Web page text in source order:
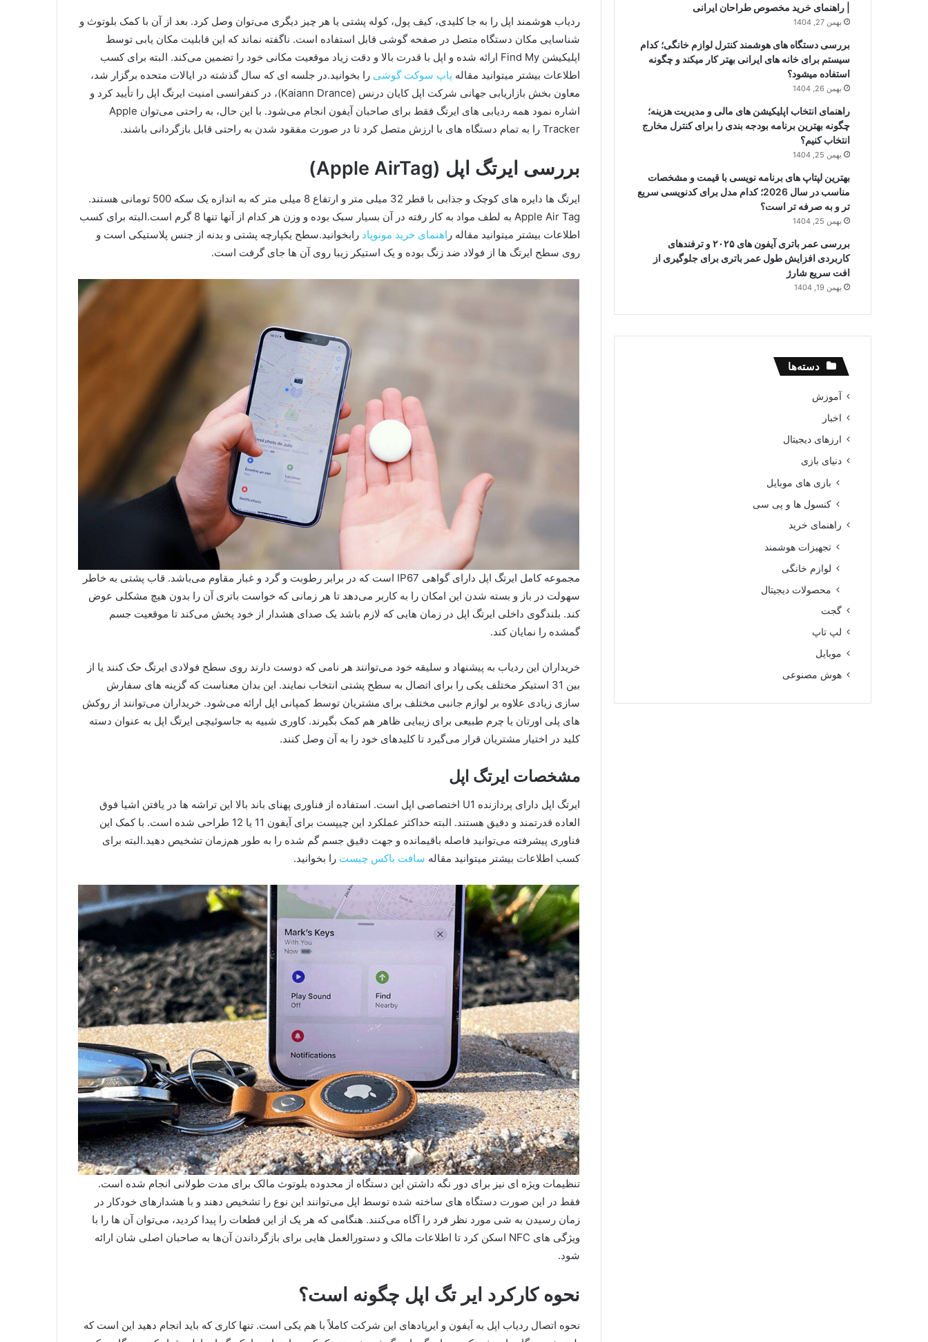
ردیاب هوشمند اپل را به جا کلیدی، کیف پول، کوله پشتی یا هر چیز دیگری می‌توان وصل کرد. بعد از آن با کمک بلوتوث و
شناسایی مکان دستگاه متصل در صفحه گوشی قابل استفاده است. ناگفته نماند که این قابلیت مکان یابی توسط
اپلیکیشن Find My ارائه شده و اپل با قدرت بالا و دقت زیاد موقعیت مکانی خود را تضمین می‌کند. البته برای کسب
اطلاعات بیشتر میتوانید مقاله پاپ سوکت گوشی را بخوانید.در جلسه ای که سال گذشته در ایالات متحده برگزار شد،
معاون بخش بازاریابی جهانی شرکت اپل کایان درنس (Kaiann Drance)، در کنفرانسی امنیت ایرتگ اپل را تأیید کرد و
اشاره نمود همه ردیابی های ایرتگ فقط برای صاحبان آیفون انجام می‌شود. با این حال، به راحتی می‌توان Apple
Tracker را به تمام دستگاه های با ارزش متصل کرد تا در صورت مفقود شدن به راحتی قابل بازگردانی باشند.
بررسی ایرتگ اپل (Apple AirTag)
ایرتگ ها دایره های کوچک و جذابی با قطر 32 میلی متر و ارتفاع 8 میلی متر که به اندازه یک سکه 500 تومانی هستند.
Apple Air Tag به لطف مواد به کار رفته در آن بسیار سبک بوده و وزن هر کدام از آنها تنها 8 گرم است.البته برای کسب
اطلاعات بیشتر میتوانید مقاله ر اهنمای خرید مونوپادرابخوانید.سطح یکپارچه پشتی و بدنه از جنس پلاستیکی است و
روی سطح ایرتگ ها از فولاد ضد زنگ بوده و یک استیکر زیبا روی آن ها جای گرفت است.
مجموعه کامل ایرتگ اپل دارای گواهی IP67 است که در برابر رطوبت و گرد و غبار مقاوم می‌باشد. قاب پشتی به خاطر
سهولت در باز و بسته شدن این امکان را به کاربر می‌دهد تا هر زمانی که خواست باتری آن را بدون هیچ مشکلی عوض
کند. بلندگوی داخلی ایرتگ اپل در زمان هایی که لازم باشد یک صدای هشدار از خود پخش می‌کند تا موقعیت جسم
گمشده را نمایان کند.
خریداران این ردیاب به پیشنهاد و سلیقه خود می‌توانند هر نامی که دوست دارند روی سطح فولادی ایرتگ حک کنند یا از
بین 31 استیکر مختلف یکی را برای اتصال به سطح پشتی انتخاب نمایند. این بدان معناست که گزینه های سفارش
سازی زیادی علاوه بر لوازم جانبی مختلف برای مشتریان توسط کمپانی اپل ارائه می‌شود. خریداران می‌توانند از روکش
های پلی اورتان یا چرم طبیعی برای زیبایی ظاهر هم کمک بگیرند. کاوری شبیه به جاسوئیچی ایرتگ اپل به عنوان دسته
کلید در اختیار مشتریان قرار می‌گیرد تا کلیدهای خود را به آن وصل کنند.
مشخصات ایرتگ اپل
ایرتگ اپل دارای پردازنده U1 اختصاصی اپل است. استفاده از فناوری پهنای باند بالا این تراشه ها در یافتن اشیا فوق
العاده قدرتمند و دقیق هستند. البته حداکثر عملکرد این چیپست برای آیفون 11 یا 12 طراحی شده است. با کمک این
فناوری پیشرفته می‌توانید فاصله باقیمانده و جهت دقیق جسم گم شده را به طور هم‌زمان تشخیص دهید.البته برای
کسب اطلاعات بیشتر میتوانید مقاله سافت باکس چیست را بخوانید.
تنظیمات ویژه ای نیز برای دور نگه داشتن این دستگاه از محدوده بلوتوث مالک برای مدت طولانی انجام شده است.
فقط در این صورت دستگاه های ساخته شده توسط اپل می‌توانند این نوع را تشخیص دهند و با هشدارهای خودکار در
زمان رسیدن به شی مورد نظر فرد را آگاه می‌کنند. هنگامی که هر یک از این قطعات را پیدا کردید، می‌توان آن ها را با
ویژگی های NFC اسکن کرد تا اطلاعات مالک و دستورالعمل هایی برای بازگرداندن آن‌ها به صاحبان اصلی شان ارائه
شود.
نحوه کارکرد ایر تگ اپل چگونه است؟
نحوه اتصال ردیاب اپل به آیفون و ایرپادهای این شرکت کاملاً با هم یکی است. تنها کاری که باید انجام دهید این است که
| راهنمای خرید مخصوص طراحان ایرانی
بهمن 27, 1404
بررسی دستگاه های هوشمند کنترل لوازم خانگی؛ کدام
سیستم برای خانه های ایرانی بهتر کار میکند و چگونه
استفاده میشود؟
بهمن 26, 1404
راهنمای انتخاب اپلیکیشن های مالی و مدیریت هزینه؛
چگونه بهترین برنامه بودجه بندی را برای کنترل مخارج
انتخاب کنیم؟
بهمن 25, 1404
بهترین لپتاپ های برنامه نویسی با قیمت و مشخصات
مناسب در سال 2026؛ کدام مدل برای کدنویسی سریع
تر و به صرفه تر است؟
بهمن 25, 1404
بررسی عمر باتری آیفون های ۲۰۲۵ و ترفندهای
کاربردی افزایش طول عمر باتری برای جلوگیری از
افت سریع شارژ
بهمن 19, 1404
دسته‌ها
آموزش
اخبار
ارزهای دیجیتال
دنیای بازی
بازی های موبایل
کنسول ها و پی سی
راهنمای خرید
تجهیزات هوشمند
لوازم خانگی
محصولات دیجیتال
گجت
لپ تاپ
موبایل
هوش مصنوعی